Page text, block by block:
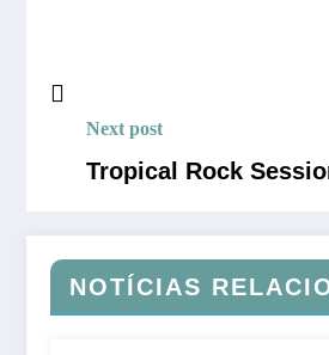
Next post
Tropical Rock
NOTÍCIAS